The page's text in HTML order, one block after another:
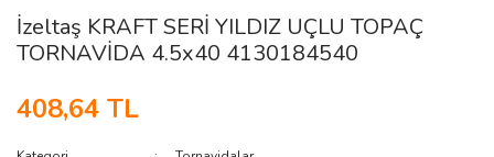
İzeltaş KRAFT SERİ YILDIZ UÇLU TOPAÇ
TORNAVİDA 4.5x40 4130184540
408,64 TL